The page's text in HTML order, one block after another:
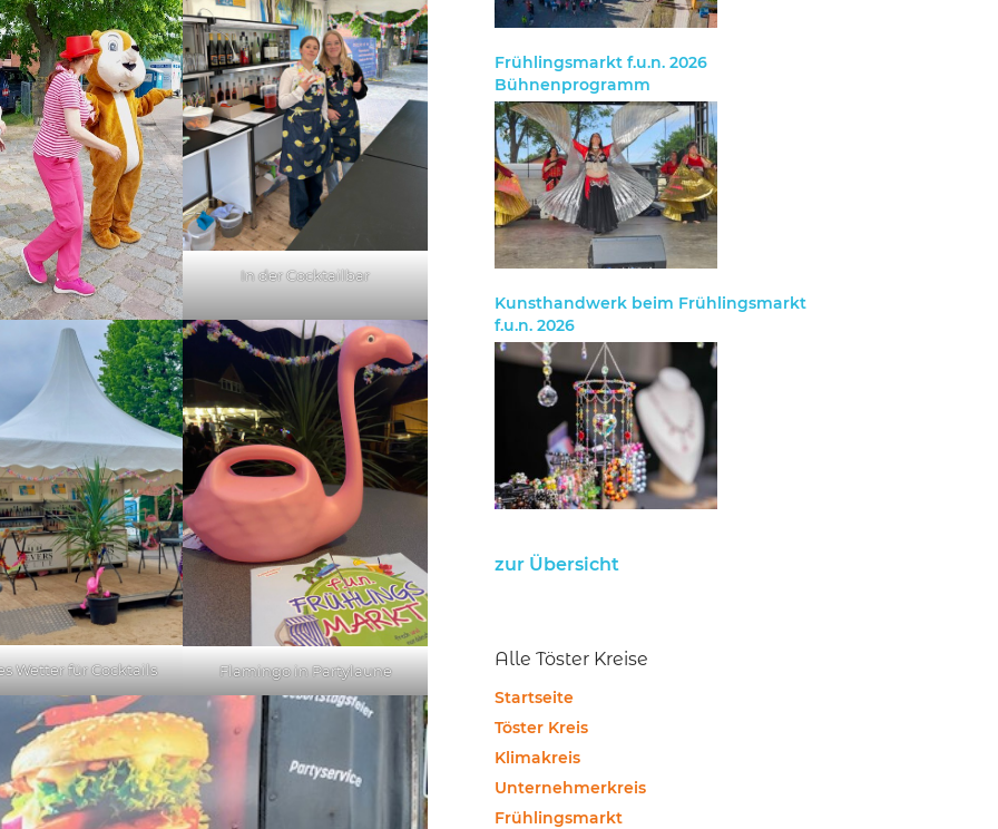
In der Cocktailbar
Wetter für Cocktails Flamingo in Partylaune
Frühlingsmarkt f.u.n. 2026
Bühnenprogramm
Kunsthandwerk beim Frühlingsmarkt
f.u.n. 2026
zur Übersicht
Alle Töster Kreise
Startseite
Töster Kreis
Klimakreis
Unternehmerkreis
Frühlingsmarkt